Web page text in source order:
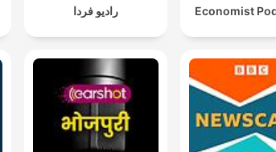
رادیو فردا Economist